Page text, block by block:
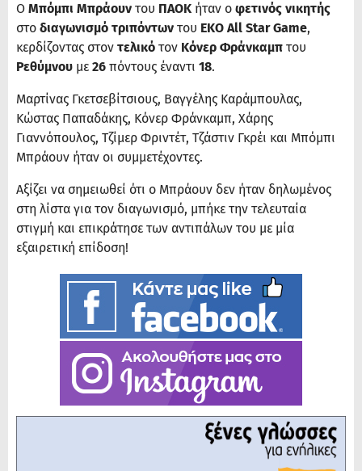
Ο Μπόμπι Μπράουν του ΠΑΟΚ ήταν ο φετινός νικητής
στο διαγωνισμό τριπόντων του EKO All Star Game,
κερδίζοντας στον τελικό τον Κόνερ Φράνκαμπ του
Ρεθύμνου με 26 πόντους έναντι 18.
Μαρτίνας Γκετσεβίτσιους, Βαγγέλης Καράμπουλας,
Κώστας Παπαδάκης, Κόνερ Φράνκαμπ, Χάρης
Γιαννόπουλος, Τζίμερ Φριντέτ, Τζάστιν Γκρέι και Μπόμπι
Μπράουν ήταν οι συμμετέχοντες.
Αξίζει να σημειωθεί ότι ο Μπράουν δεν ήταν δηλωμένος
στη λίστα για τον διαγωνισμό, μπήκε την τελευταία
στιγμή και επικράτησε των αντιπάλων του με μία
εξαιρετική επίδοση!